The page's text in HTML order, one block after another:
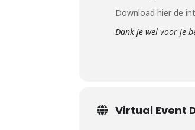
Download hier de
Dank je wel voor je
Virtual Event